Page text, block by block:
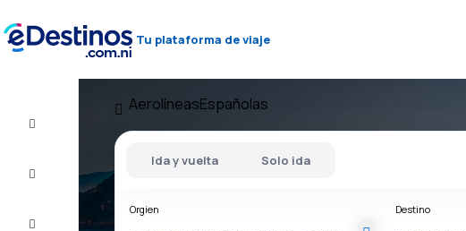
Tu plataforma de viaje
Alojamientos
AerolíneasEspañolas
Ida y vuelta Solo ida
Orgien Destino